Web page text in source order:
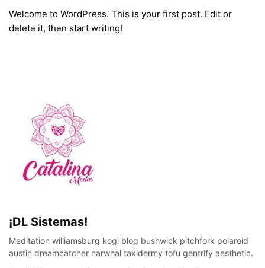
Welcome to WordPress. This is your first post. Edit or
delete it, then start writing!
¡DL Sistemas!
Meditation williamsburg kogi blog bushwick pitchfork polaroid
austin dreamcatcher narwhal taxidermy tofu gentrify aesthetic.